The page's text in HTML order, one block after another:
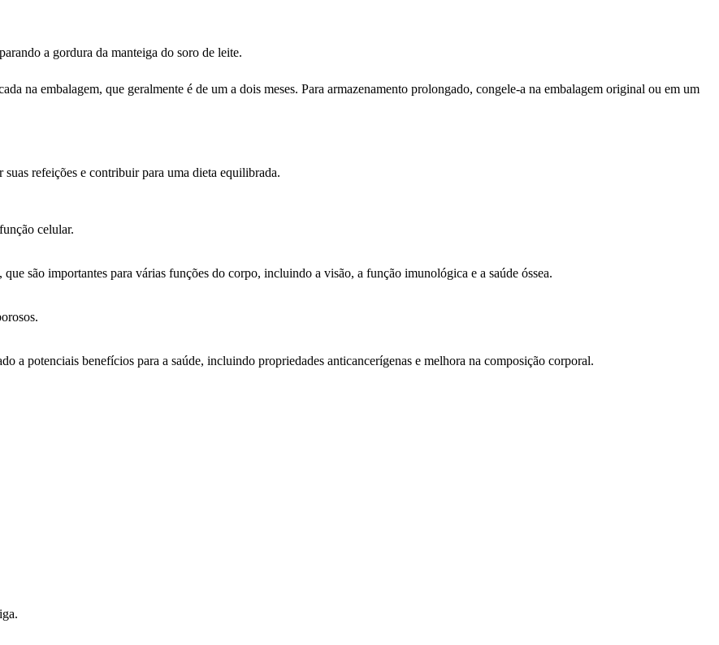
a gordura da manteiga do soro de leite.
na embalagem, que geralmente é de um a dois meses. Para armazenamento prolongado, congele-a na embalagem original ou em um
refeições e contribuir para uma dieta equilibrada.
celular.
são importantes para várias funções do corpo, incluindo a visão, a função imunológica e a saúde óssea.
a potenciais benefícios para a saúde, incluindo propriedades anticancerígenas e melhora na composição corporal.